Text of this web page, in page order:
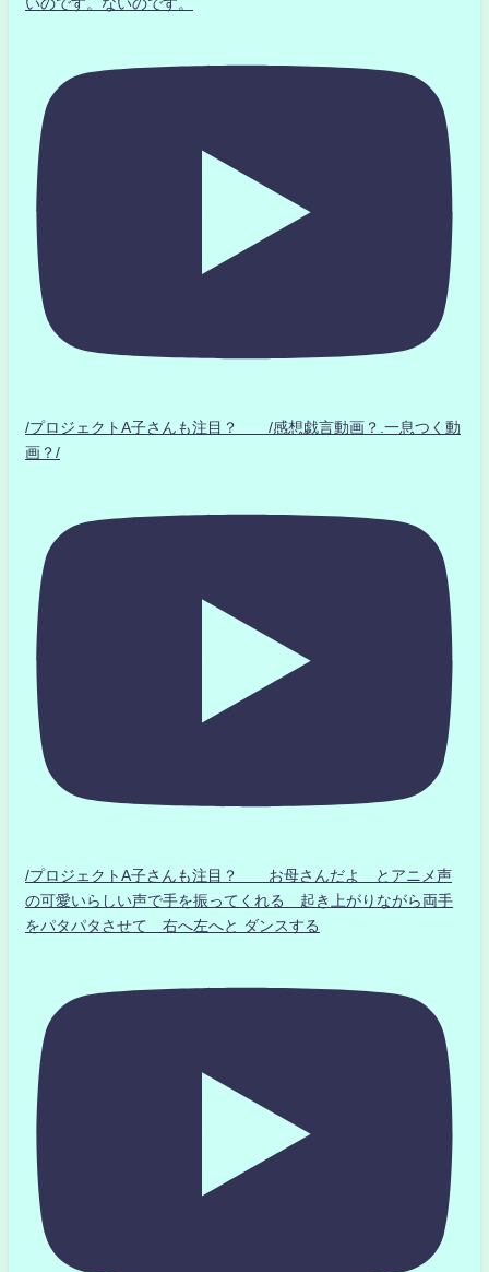
いのです。ないのです。
/プロジェクトA子さんも注目？ /感想戯言動画？.一息つく動
画？/
/プロジェクトA子さんも注目？ お母さんだよ とアニメ声
の可愛いらしい声で手を振ってくれる 起き上がりながら両手
をパタパタさせて 右へ左へと ダンスする